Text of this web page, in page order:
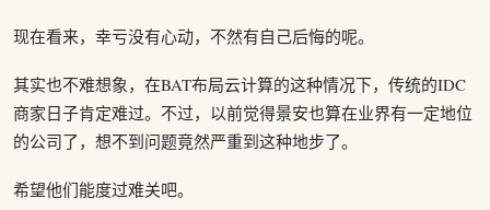
现在看来，幸亏没有心动，不然有自己后悔的呢。
其实也不难想象，在BAT布局云计算的这种情况下，传统的IDC
商家日子肯定难过。不过，以前觉得景安也算在业界有一定地位
的公司了，想不到问题竟然严重到这种地步了。
希望他们能度过难关吧。